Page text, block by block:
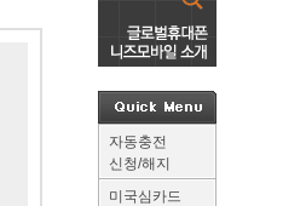
자동충전
신청/해지
미국심카드